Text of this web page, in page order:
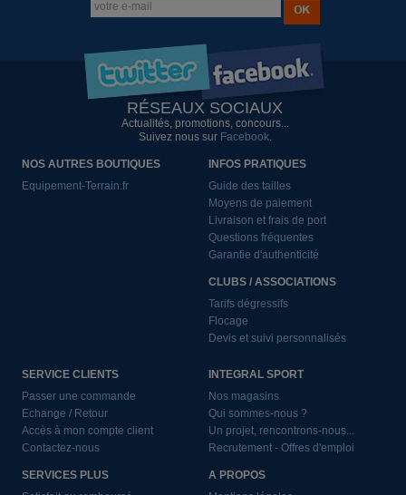
RÉSEAUX SOCIAUX
Actualités, promotions, concours...
Suivez nous sur Facebook.
NOS AUTRES BOUTIQUES
Equipement-Terrain.fr
INFOS PRATIQUES
Guide des tailles
Moyens de paiement
Livraison et frais de port
Questions fréquentes
Garantie d'authenticité
CLUBS / ASSOCIATIONS
Tarifs dégressifs
Flocage
Devis et suivi personnalisés
SERVICE CLIENTS
Passer une commande
Echange / Retour
Accès à mon compte client
Contactez-nous
SERVICES PLUS
INTEGRAL SPORT
Nos magasins
Qui sommes-nous ?
Un projet, rencontrons-nous...
Recrutement - Offres d'emploi
A PROPOS